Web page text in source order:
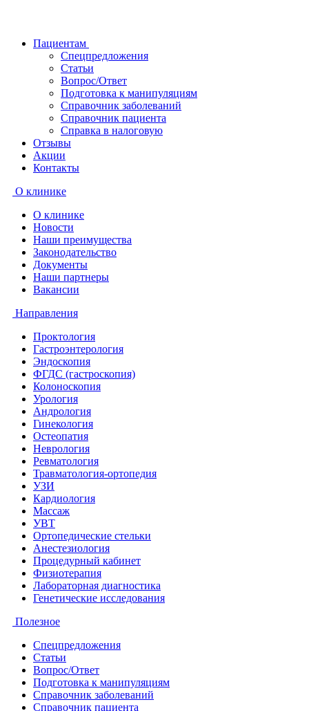
Пациентам
Спецпредложения
Статьи
Вопрос/Ответ
Подготовка к манипуляциям
Справочник заболеваний
Справочник пациента
Справка в налоговую
Отзывы
Акции
Контакты
О клинике
О клинике
Новости
Наши преимущества
Законодательство
Документы
Наши партнеры
Вакансии
Направления
Проктология
Гастроэнтерология
Эндоскопия
ФГДС (гастроскопия)
Колоноскопия
Урология
Андрология
Гинекология
Остеопатия
Неврология
Ревматология
Травматология-ортопедия
УЗИ
Кардиология
Массаж
УВТ
Ортопедические стельки
Анестезиология
Процедурный кабинет
Физиотерапия
Лабораторная диагностика
Генетические исследования
Полезное
Спецпредложения
Статьи
Вопрос/Ответ
Подготовка к манипуляциям
Справочник заболеваний
Справочник пациента